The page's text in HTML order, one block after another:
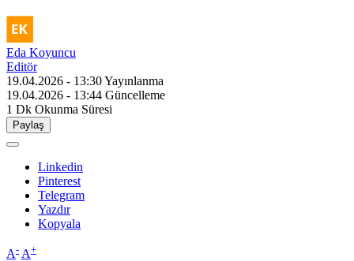
Eda Koyuncu
Editör
19.04.2026 - 13:30Yayınlanma
19.04.2026 - 13:44 Güncelleme
1 Dk Okunma Süresi
Paylaş
Linkedin
Pinterest
Telegram
Yazdır
Kopyala
A- A+